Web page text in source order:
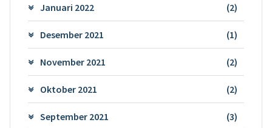
Januari 2022 (2)
Desember 2021 (1)
November 2021 (2)
Oktober 2021 (2)
September 2021 (3)